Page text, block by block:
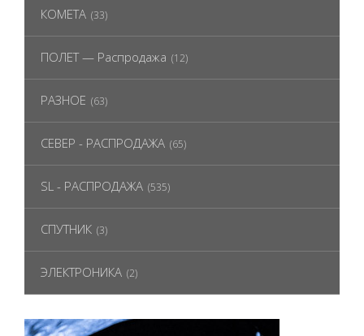
КОМЕТА (33)
ПОЛЕТ — Распродажа (12)
РАЗНОЕ (63)
СЕВЕР - РАСПРОДАЖА (65)
SL - РАСПРОДАЖА (535)
СПУТНИК (3)
ЭЛЕКТРОНИКА (2)